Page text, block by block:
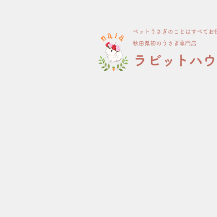
ペット​うさぎのことはすべてお
​秋田県初のうさぎ専門店
ラビットハ